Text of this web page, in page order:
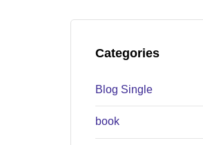
Categories
Blog Single
book